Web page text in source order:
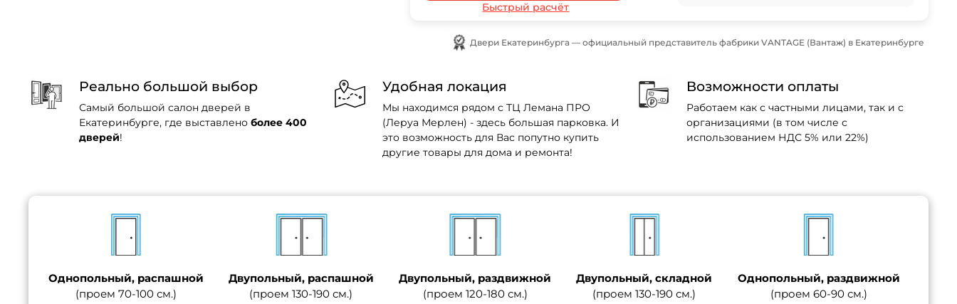
Быстрый расчёт
Двери Екатеринбурга — официальный представитель фабрики VANTAGE (Вантаж) в Екатеринбурге
Реально большой выбор
Самый большой салон дверей в
Екатеринбурге, где выставлено более 400
дверей!
Удобная локация
Мы находимся рядом с ТЦ Лемана ПРО
(Леруа Мерлен) - здесь большая парковка. И
это возможность для Вас попутно купить
другие товары для дома и ремонта!
Возможности оплаты
Работаем как с частными лицами, так и с
организациями (в том числе с
использованием НДС 5% или 22%)
Однопольный, распашной
(проем 70-100 см.)
Двупольный, распашной
(проем 130-190 см.)
Двупольный, раздвижной
(проем 120-180 см.)
Двупольный, складной
(проем 130-190 см.)
Однопольный, раздвижной
(проем 60-90 см.)